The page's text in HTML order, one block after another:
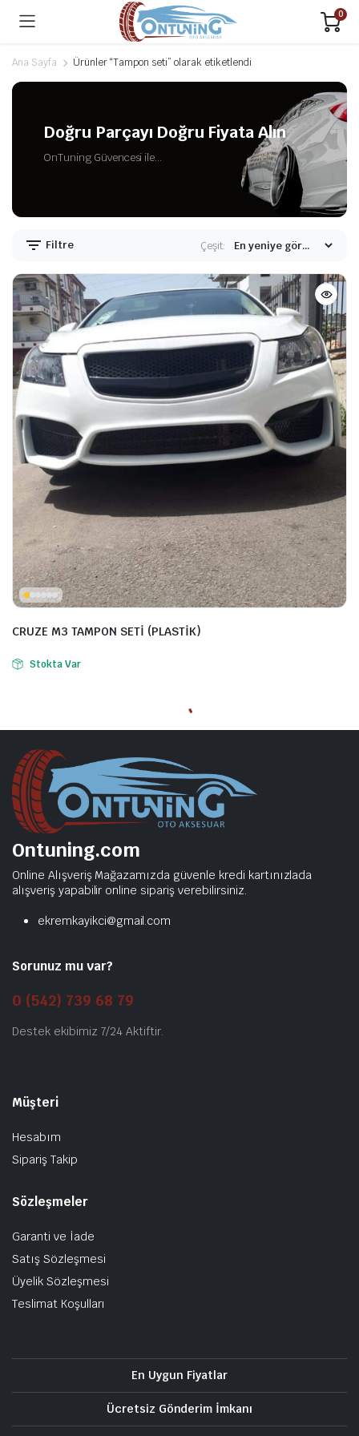
0
Ana Sayfa Ürünler “Tampon seti” olarak etiketlendi
Doğru Parçayı Doğru Fiyata Alın
OnTuning Güvencesi ile...
Filtre Çeşit:
CRUZE M3 TAMPON SETİ (PLASTİK)
Stokta Var
Ontuning.com
Online Alışveriş Mağazamızda güvenle kredi kartınızlada
alışveriş yapabilir online sipariş verebilirsiniz.
ekremkayikci@gmail.com
Sorunuz mu var?
0 (542) 739 68 79
Destek ekibimiz 7/24 Aktiftir.
Müşteri
Hesabım
Sipariş Takip
Sözleşmeler
Garanti ve İade
Satış Sözleşmesi
Üyelik Sözleşmesi
Teslimat Koşulları
En Uygun Fiyatlar
Ücretsiz Gönderim İmkanı